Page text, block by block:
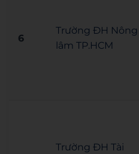
6
Trường ĐH Nông
lâm TP.HCM
Trường ĐH Tài